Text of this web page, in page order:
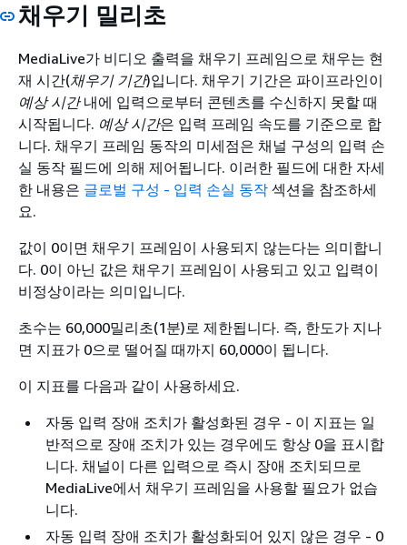
채우기 밀리초
MediaLive가 비디오 출력을 채우기 프레임으로 채우는 현
재 시간(채우기 기간)입니다. 채우기 기간은 파이프라인이
예상 시간내에 입력으로부터 콘텐츠를 수신하지 못할 때
시작됩니다. 예상 시간은 입력 프레임 속도를 기준으로 합
니다. 채우기 프레임 동작의 미세점은 채널 구성의 입력 손
실 동작 필드에 의해 제어됩니다. 이러한 필드에 대한 자세
한 내용은 글로벌 구성 - 입력 손실 동작 섹션을 참조하세
요.
값이 0이면 채우기 프레임이 사용되지 않는다는 의미합니
다. 0이 아닌 값은 채우기 프레임이 사용되고 있고 입력이
비정상이라는 의미입니다.
초수는 60,000밀리초(1분)로 제한됩니다. 즉, 한도가 지나
면 지표가 0으로 떨어질 때까지 60,000이 됩니다.
이 지표를 다음과 같이 사용하세요.
자동 입력 장애 조치가 활성화된 경우 - 이 지표는 일
반적으로 장애 조치가 있는 경우에도 항상 0을 표시합
니다. 채널이 다른 입력으로 즉시 장애 조치되므로
MediaLive에서 채우기 프레임을 사용할 필요가 없습
니다.
자동 입력 장애 조치가 활성화되어 있지 않은 경우 - 0